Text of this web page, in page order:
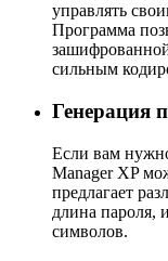
управлять
Программа
сильным
Генерация
Если вам
Manager XP
предлагает
длина пароля,
символов.